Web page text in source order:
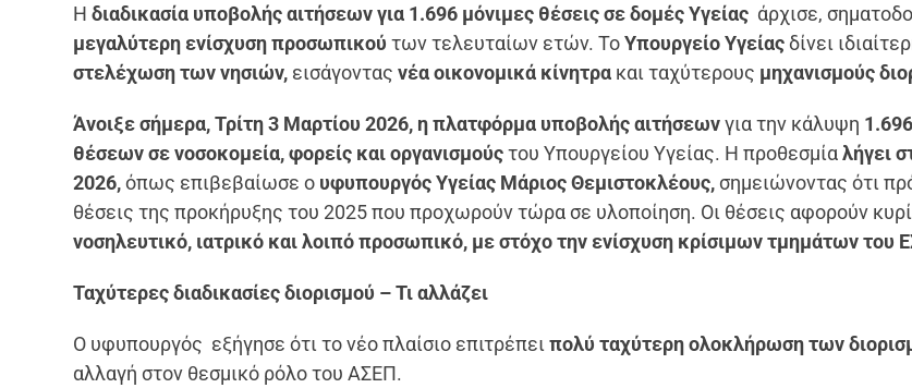
Ηδιαδικασία υποβολής αιτήσεων για 1.696 μόνιμες θέσεις σε δομές Υγείας άρχισε,
μεγαλύτερη ενίσχυση προσωπικού των τελευταίων ετών. ΤοΥπουργείο Υγείας δίνει
στελέχωση των νησιών, εισάγοντας νέα οικονομικά κίνητρα και ταχύτερους μηχανισμούς
Άνοιξε σήμερα, Τρίτη 3 Μαρτίου 2026, η πλατφόρμα υποβολής αιτήσεωνγια την κάλυψη
θέσεων σε νοσοκομεία, φορείς και οργανισμούςτου Υπουργείου Υγείας. Η προθεσμίαλήγει
2026,όπως επιβεβαίωσε ο υφυπουργός Υγείας Μάριος Θεμιστοκλέους, σημειώνοντας ότι
θέσεις της προκήρυξης του 2025 που προχωρούν τώρα σε υλοποίηση. Οι θέσεις αφορούν
νοσηλευτικό, ιατρικό και λοιπό προσωπικό, με στόχο την ενίσχυση κρίσιμων τμημάτων του
Ταχύτερες διαδικασίες διορισμού – Τι αλλάζει
Ο υφυπουργός εξήγησε ότι το νέο πλαίσιο επιτρέπειπολύ ταχύτερη ολοκλήρωση των
αλλαγή στον θεσμικό ρόλο του ΑΣΕΠ.